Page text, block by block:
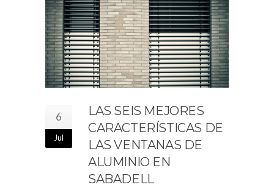
6
Jul
LAS SEIS MEJORES
CARACTERÍSTICAS DE
LAS VENTANAS DE
ALUMINIO EN
SABADELL